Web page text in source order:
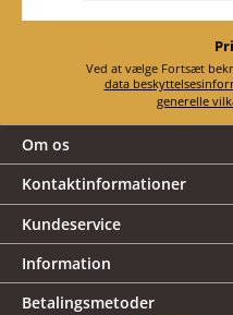
data
generelle
Om os
Kontaktinformationer
Kundeservice
Information
Betalingsmetoder